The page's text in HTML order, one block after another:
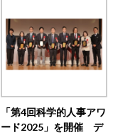
「第4回科学的人事アワ
ード2025」を開催 デ